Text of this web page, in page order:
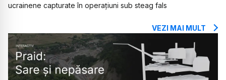
ucrainene capturate în operațiuni sub steag fals
VEZI MAI MULT